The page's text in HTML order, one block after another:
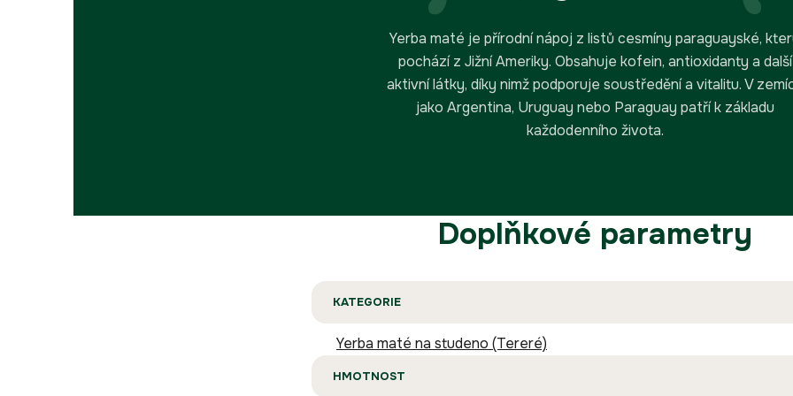
Yerba maté je přírodní nápoj z listů cesmíny paraguayské,
pochází z Jižní Ameriky. Obsahuje kofein, antioxidanty a další
aktivní látky, díky nimž podporuje soustředění a vitalitu. V
jako Argentina, Uruguay nebo Paraguay patří k základu
každodenního života.
Doplňkové parametry
KATEGORIE
Yerba maté na studeno (Tereré)
HMOTNOST